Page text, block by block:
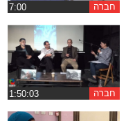
חברה
חברה